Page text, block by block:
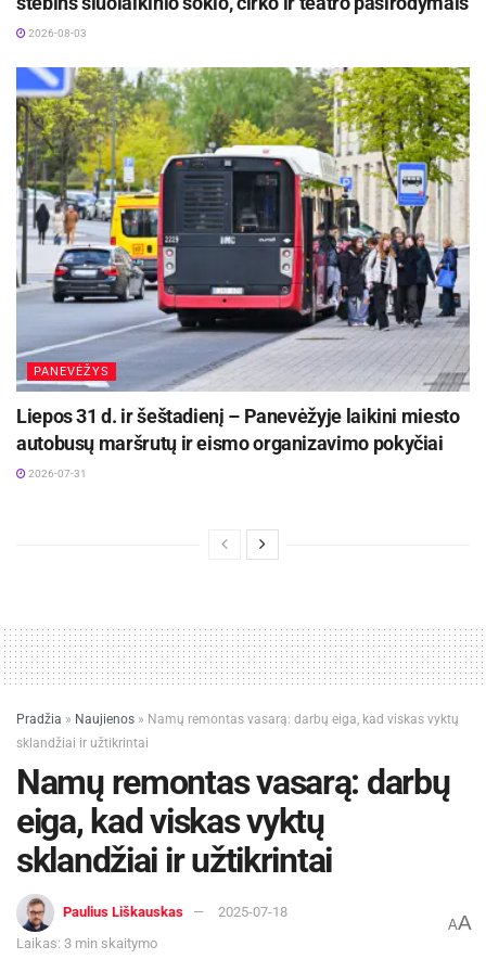
2026-08-03
PANEVĖŽYS
Liepos 31 d. ir šeštadienį – Panevėžyje laikini miesto
autobusų maršrutų ir eismo organizavimo pokyčiai
2026-07-31
Pradžia » Naujienos » Namų remontas vasarą: darbų eiga, kad viskas vyktų
sklandžiai ir užtikrintai
Namų remontas vasarą: darbų
eiga, kad viskas vyktų
sklandžiai ir užtikrintai
Paulius Liškauskas
2025-07-18
Laikas: 3 min skaitymo
AA